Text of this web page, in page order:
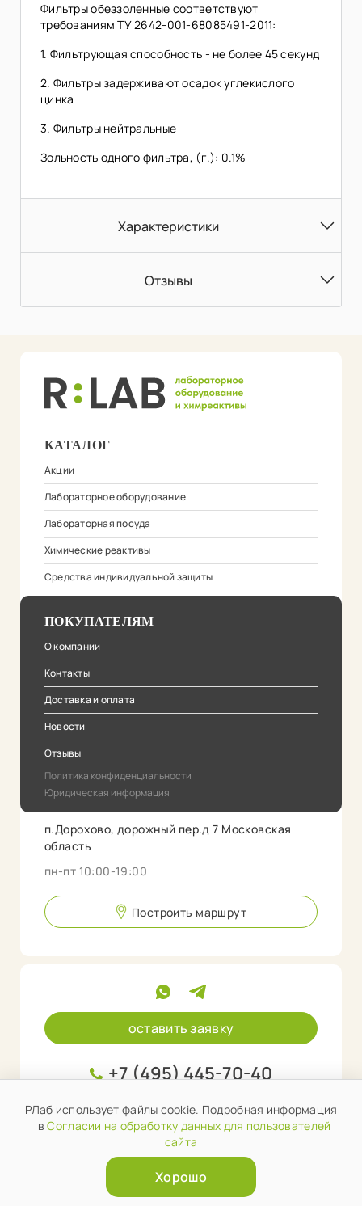
Фильтры обеззоленные соответствуют
требованиям ТУ 2642-001-68085491-2011:
1. Фильтрующая способность - не более 45 секунд
2. Фильтры задерживают осадок углекислого
цинка
3. Фильтры нейтральные
Зольность одного фильтра, (г.): 0.1%
Характеристики
Отзывы
КАТАЛОГ
Акции
Лабораторное оборудование
Лабораторная посуда
Химические реактивы
Средства индивидуальной защиты
ПОКУПАТЕЛЯМ
О компании
Контакты
Доставка и оплата
Новости
Отзывы
Политика конфиденциальности
Юридическая информация
п.Дорохово, дорожный пер.д 7 Московская
область
пн-пт 10:00-19:00
Построить маршрут
оставить заявку
+7 (495) 445-70-40
info@rlab.store
РЛаб использует файлы cookie. Подробная информация
вСогласии на обработку данных для пользователей
сайта
Хорошо